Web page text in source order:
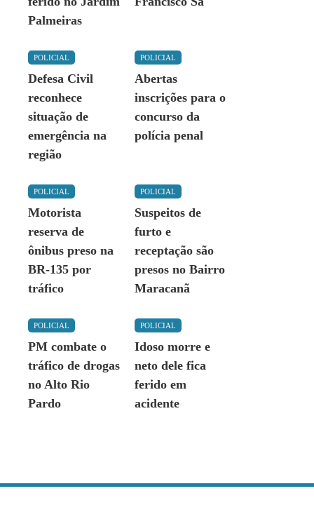
Palmeiras
POLICIAL
Defesa Civil
reconhece
situação de
emergência na
região
POLICIAL
Abertas
inscrições para o
concurso da
polícia penal
POLICIAL
Motorista
reserva de
ônibus preso na
BR-135 por
tráfico
POLICIAL
Suspeitos de
furto e
receptação são
presos no Bairro
Maracanã
POLICIAL
PM combate o
tráfico de drogas
no Alto Rio
Pardo
POLICIAL
Idoso morre e
neto dele fica
ferido em
acidente